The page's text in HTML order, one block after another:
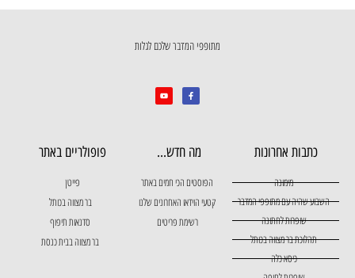
מתופפי המדבר שלכם לגלות
כתבות אחרונות
מימונה
השבוע שהיה עם מתופפי המדבר
שופרות לחתונה
תהלוכת בר מצווה בכותל
כיסא כלה
מה חדש...
הפוסטים הכי חמים באתר
קטעי הוידאו האחרונים שלנו
רשימת פריטים
פופולריים באתר
פייטן
בר מצווה בכותל
סדנאות תיפוף
בר מצווה בבית כנסת